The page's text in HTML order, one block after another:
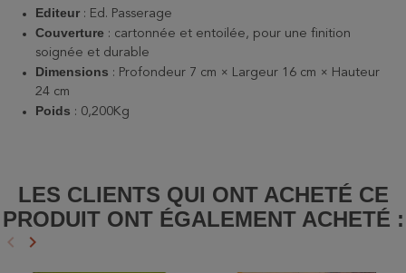
Editeur : Ed. Passerage
Couverture : cartonnée et entoilée, pour une finition
soignée et durable
Dimensions : Profondeur 7 cm × Largeur 16 cm × Hauteur
24 cm
Poids : 0,200Kg
LES CLIENTS QUI ONT ACHETÉ CE
PRODUIT ONT ÉGALEMENT ACHETÉ :
Précédent
keyboard_arrow_left Suivant
keyboard_arrow_right